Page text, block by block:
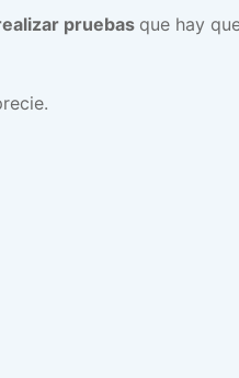
pruebas que hay